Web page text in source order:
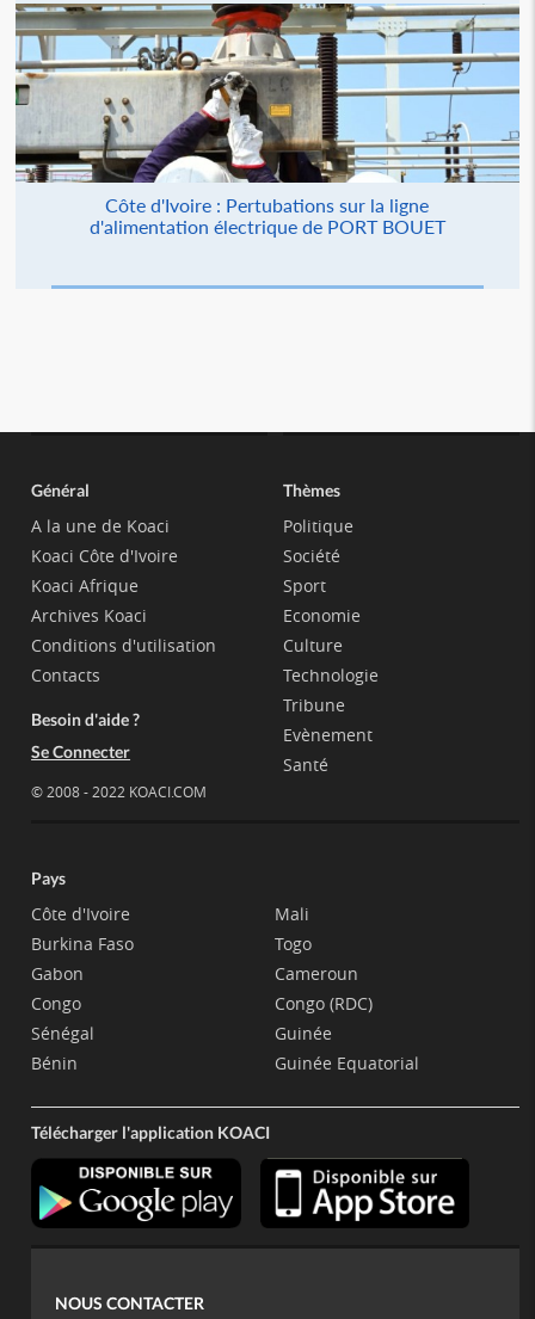
Côte d'Ivoire : Pertubations sur la ligne
d'alimentation électrique de PORT BOUET
Général
A la une de Koaci
Koaci Côte d'Ivoire
Koaci Afrique
Archives Koaci
Conditions d'utilisation
Contacts
Besoin d'aide ?
Se Connecter
© 2008 - 2022 KOACI.COM
Thèmes
Politique
Société
Sport
Economie
Culture
Technologie
Tribune
Evènement
Santé
Pays
Côte d'Ivoire
Burkina Faso
Gabon
Congo
Sénégal
Bénin
Mali
Togo
Cameroun
Congo (RDC)
Guinée
Guinée Equatorial
Télécharger l'application KOACI
NOUS CONTACTER